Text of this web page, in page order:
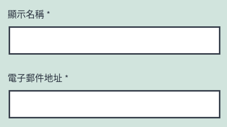
顯示名稱 *
電子郵件地址 *